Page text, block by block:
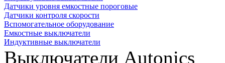
Датчики уровня емкостные пороговые
Датчики контроля скорости
Вспомогательное оборудование
Емкостные выключатели
Индуктивные выключатели
Выключатели Autonics